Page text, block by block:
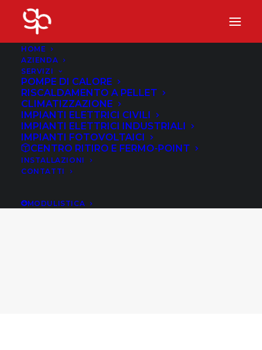
HOME
AZIENDA
SERVIZI
POMPE DI CALORE
RISCALDAMENTO A PELLET
CLIMATIZZAZIONE
IMPIANTI ELETTRICI CIVILI
IMPIANTI ELETTRICI INDUSTRIALI
IMPIANTI FOTOVOLTAICI
CENTRO RITIRO E FERMO-POINT
INSTALLAZIONI
CONTATTI
MODULISTICA
Pannelli fotovoltaici a